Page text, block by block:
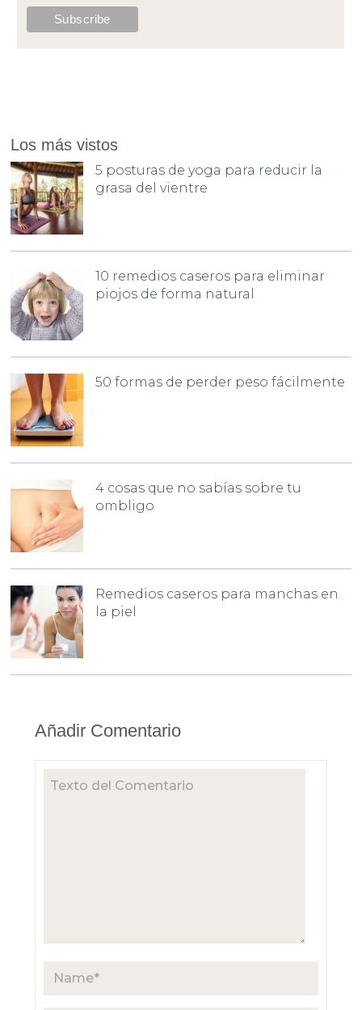
Los más vistos
5 posturas de yoga para reducir la
grasa del vientre
10 remedios caseros para eliminar
piojos de forma natural
50 formas de perder peso fácilmente
4 cosas que no sabías sobre tu
ombligo
Remedios caseros para manchas en
la piel
Añadir Comentario